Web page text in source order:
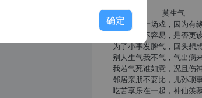
莫生气
人生就像一场戏，因为有
相扶到老不容易，是否更
为了小事发脾气，回头想
别人生气我不气，气出病
我若气死谁如意，况且伤
邻居亲朋不要比，儿孙琐
吃苦享乐在一起，神仙羡
确定